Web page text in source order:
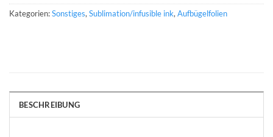
Kategorien:Sonstiges, Sublimation/infusible ink, Aufbügelfolien
BESCHREIBUNG